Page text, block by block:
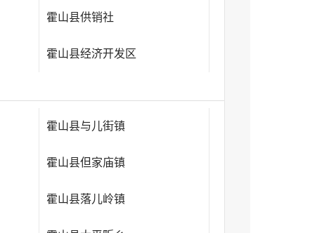
霍山县供销社
霍山县经济开发区
霍山县与儿街镇
霍山县但家庙镇
霍山县落儿岭镇